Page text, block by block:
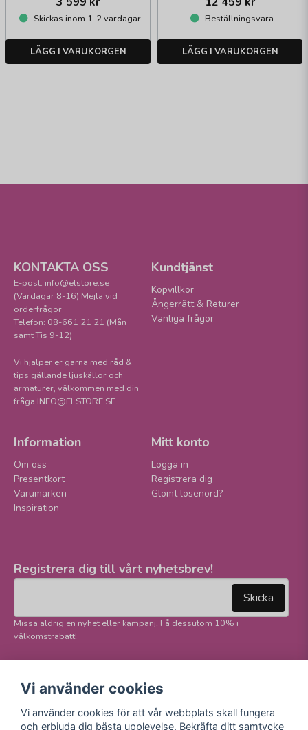
Skickas inom 1-2 vardagar
LÄGG I VARUKORGEN
Beställningsvara
LÄGG I VARUKORGEN
KONTAKTA OSS
E-post: info@elstore.se
(Vardagar 8-16) Mejla vid
orderfrågor
Telefon: 08-661 21 21 (Mån
samt Tis 9-12)
Vi hjälper er gärna med råd &
tips gällande ljuskällor och
armaturer, välkommen med din
fråga INFO@ELSTORE.SE
Kundtjänst
Köpvillkor
Ångerrätt & Returer
Vanliga frågor
Information
Om oss
Presentkort
Varumärken
Inspiration
Mitt konto
Logga in
Registrera dig
Glömt lösenord?
Registrera dig till vårt nyhetsbrev!
Skicka
Missa aldrig en nyhet eller kampanj. Få dessutom 10% i
välkomstrabatt!
sociala medier!
Facebook
E-handel
Vi använder cookies
Vi använder cookies för att vår webbplats skall fungera
och erbjuda dig bästa upplevelse. Bekräfta ditt samtycke